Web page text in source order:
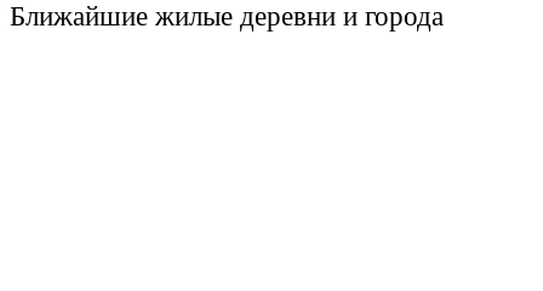
Ближайшие жилые деревни и города